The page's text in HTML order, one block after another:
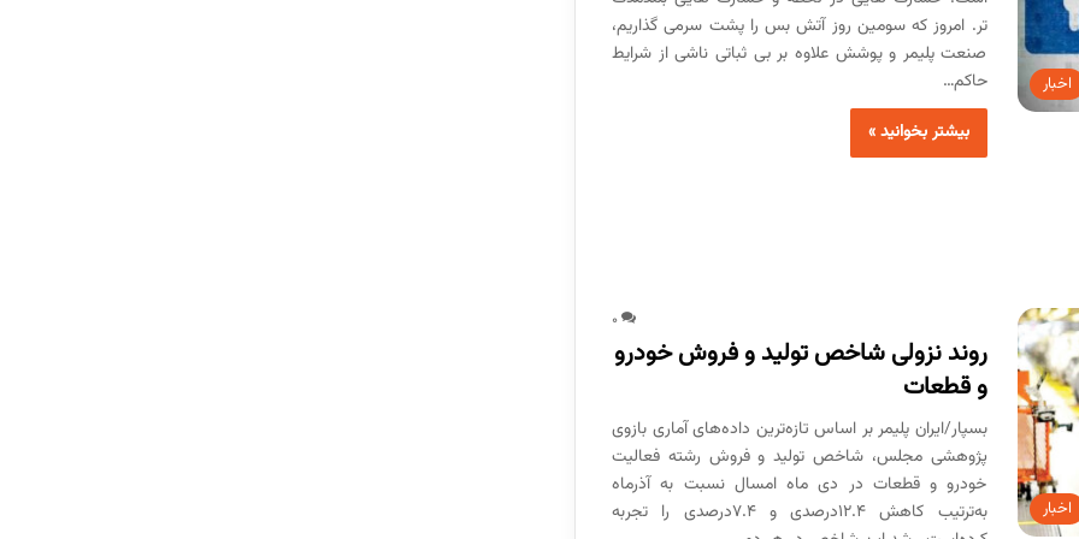
اخبار
تر. امروز که سومین روز آتش بس را پشت سرمی گذاریم،
صنعت پلیمر و پوشش علاوه بر بی ثباتی ناشی از شرایط
حاکم…
بیشتر بخوانید »
اخبار
0
روند نزولی شاخص تولید و فروش خودرو
و قطعات
بسپار/ایران پلیمر بر اساس تازه‌ترین داده‌های آماری بازوی
پژوهشی مجلس، شاخص تولید و فروش رشته فعالیت‌‌
خودرو و قطعات در دی ماه امسال نسبت به آذرماه
به‌ترتیب کاهش ۱۲.۴‌درصدی و ۷.۴‌درصدی را تجربه